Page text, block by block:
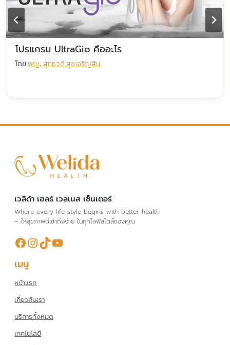
โปรแกรม UltraGio คืออะไร
โดยพญ. สุทธวดี สุขเจริญสิน
เวลิด้า เฮลธ์ เวลเนส เซ็นเตอร์
Where every life style begins with better health
– ให้สุขภาพดีเข้าถึงง่าย ในทุกไลฟ์สไตล์ของคุณ
Facebook
Instagram
TikTokYouTube
เมนู
หน้าแรก
เกี่ยวกับเรา
บริการทั้งหมด
เทคโนโลยี